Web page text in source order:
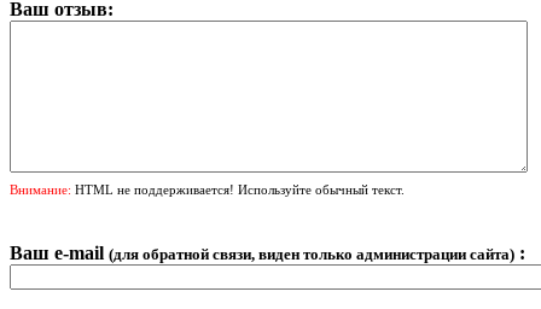
Ваш отзыв:
Внимание: HTML не поддерживается! Используйте обычный текст.
Ваш e-mail (для обратной связи, виден только администрации сайта) :